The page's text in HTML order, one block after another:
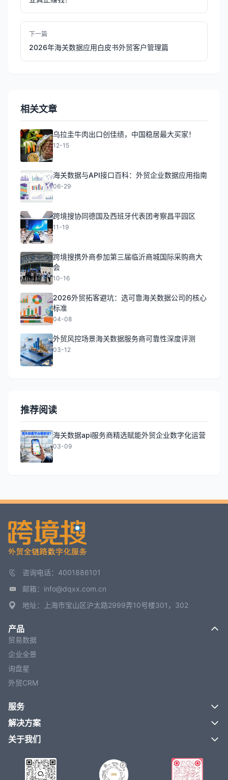
下一篇
2026年海关数据应用白皮书外贸客户管理篇
相关文章
乌拉圭牛肉出口创佳绩，中国稳居最大买家！
12-15
海关数据与API接口百科：外贸企业数据应用指南
06-29
跨境搜协同德国及西班牙代表团考察昌平园区
11-19
跨境搜携外商参加第三届临沂商城国际采购商大
会
10-16
2026外贸拓客避坑：选可靠海关数据公司的核心
标准
04-08
外贸风控场景海关数据服务商可靠性深度评测
03-12
推荐阅读
海关数据api服务商精选赋能外贸企业数字化运营
03-09
咨询电话：4001886101
邮箱：info@dqxx.com.cn
地址：上海市宝山区沪太路2999弄10号楼301，302
产品
贸易数据
企业全景
询盘星
外贸CRM
服务
解决方案
关于我们